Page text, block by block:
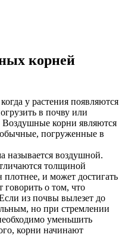
корней
у растения появляются
в почву или
Воздушные корни являются
погруженные в
называется воздушной.
толщиной
и может достигать
о том, что
из почвы вылезет до
но при стремлении
уменьшить
корни начинают